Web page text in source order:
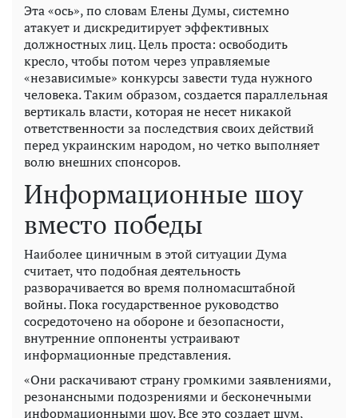
Эта «ось», по словам Елены Думы, системно
атакует и дискредитирует эффективных
должностных лиц. Цель проста: освободить
кресло, чтобы потом через управляемые
«независимые» конкурсы завести туда нужного
человека. Таким образом, создается параллельная
вертикаль власти, которая не несет никакой
ответственности за последствия своих действий
перед украинским народом, но четко выполняет
волю внешних спонсоров.
Информационные шоу
вместо победы
Наиболее циничным в этой ситуации Дума
считает, что подобная деятельность
разворачивается во время полномасштабной
войны. Пока государственное руководство
сосредоточено на обороне и безопасности,
внутренние оппоненты устраивают
информационные представления.
«Они раскачивают страну громкими заявлениями,
резонансными подозрениями и бесконечными
информационными шоу. Все это создает шум,